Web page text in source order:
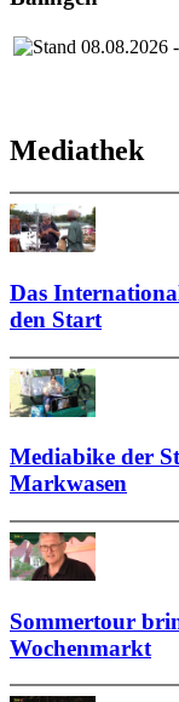
Mediathek
Das
den Start
Mediabike der
Markwasen
Sommertour
Wochenmarkt